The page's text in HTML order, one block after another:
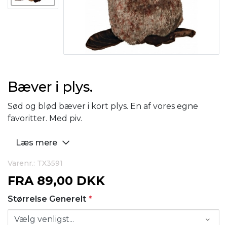
Bæver i plys.
Sød og blød bæver i kort plys. En af vores egne
favoritter. Med piv.
Læs mere
Varenr.: TX3591
FRA 89,00 DKK
Størrelse Generelt *